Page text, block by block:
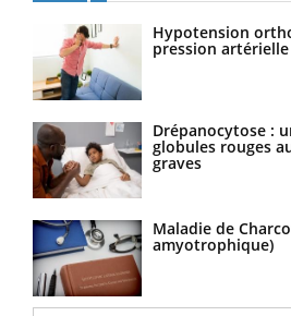
Hypotension
pression
Drépanocytose :
globules rouges
graves
Maladie de
amyotrophique)